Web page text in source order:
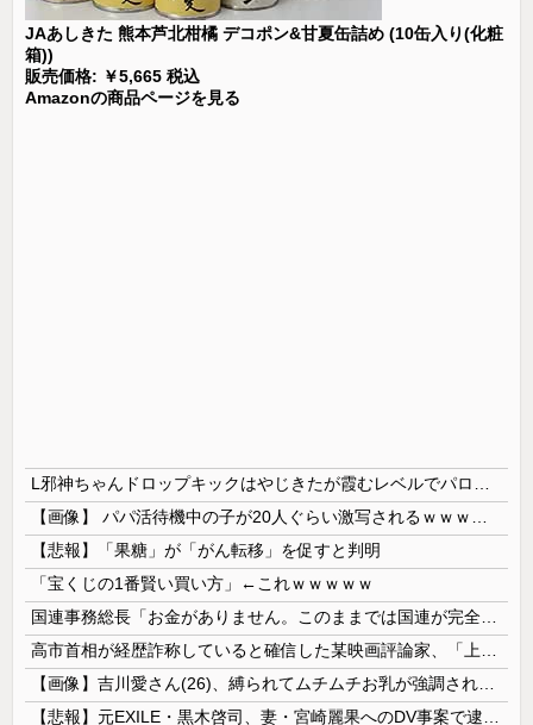
JAあしきた 熊本芦北柑橘 デコポン&甘夏缶詰め (10缶入り(化粧
箱))
販売価格: ￥5,665 税込
Amazonの商品ページを見る
【悲報】「果糖」が「がん転移」を促すと判明
「宝くじの1番賢い買い方」←これｗｗｗｗｗ